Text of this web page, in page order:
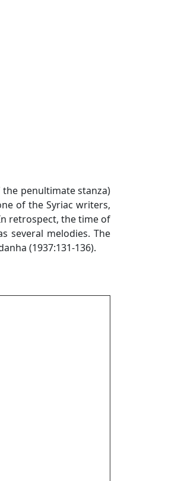
penultimate stanza)
of the Syriac writers,
retrospect, the time of
several melodies. The
(1937:131-136).